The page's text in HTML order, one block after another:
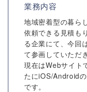
業務内容
地域密着型の暮ら
依頼できる見積も
る企業にて、今回
て参画していただ
現在はWebサイト
たにiOS/Android
です。